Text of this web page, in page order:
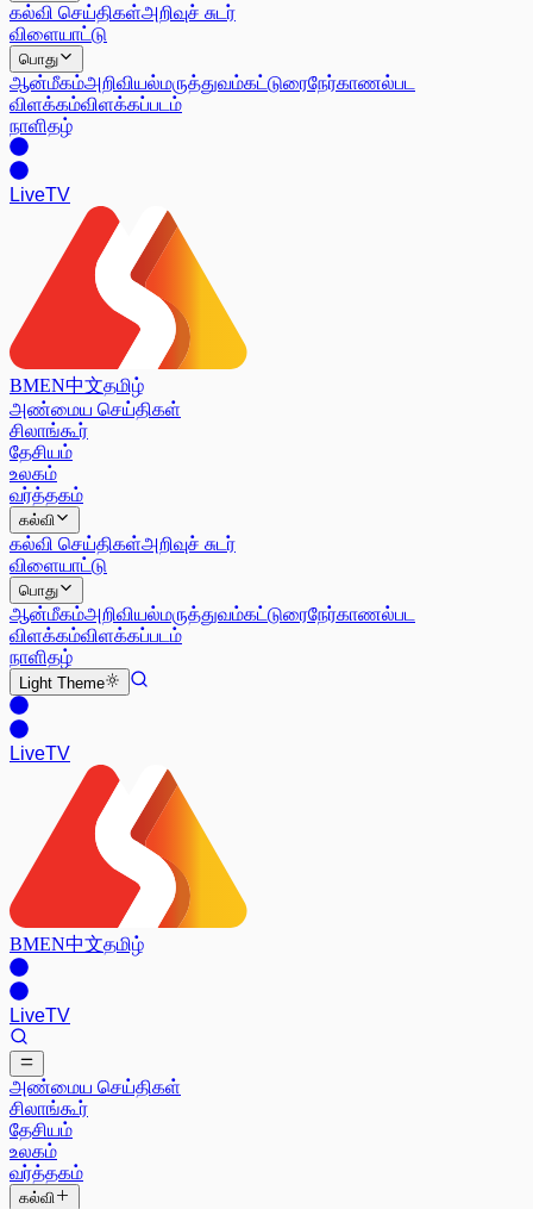
கல்வி செய்திகள்அறிவுச் சுடர்
விளையாட்டு
பொது
ஆன்மீகம்அறிவியல்மருத்துவம்கட்டுரைநேர்காணல்பட
விளக்கம்விளக்கப்படம்
நாளிதழ்
LiveTV
BMEN中文தமிழ்
அண்மைய செய்திகள்
சிலாங்கூர்
தேசியம்
உலகம்
வர்த்தகம்
கல்வி
கல்வி செய்திகள்அறிவுச் சுடர்
விளையாட்டு
பொது
ஆன்மீகம்அறிவியல்மருத்துவம்கட்டுரைநேர்காணல்பட
விளக்கம்விளக்கப்படம்
நாளிதழ்
Light Theme
LiveTV
BMEN中文தமிழ்
LiveTV
அண்மைய செய்திகள்
சிலாங்கூர்
தேசியம்
உலகம்
வர்த்தகம்
கல்வி